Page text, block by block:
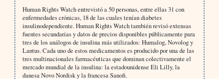
Human Rights Watch entrevistó a 50 personas, entre ellas 31 con
enfermedades crónicas, 18 de las cuales tenían diabetes
insulinodependiente. Human Rights Watch también revisó extensas
fuentes secundarias y datos de precios disponibles públicamente para
tres de los análogos de insulina más utilizados: Humalog, Novolog y
Lantus. Cada uno de estos medicamentos es producido por una de las
tres multinacionales farmacéuticas que dominan colectivamente el
mercado mundial de la insulina: la estadounidense Eli Lilly, la
danesa Novo Nordisk y la francesa Sanofi.